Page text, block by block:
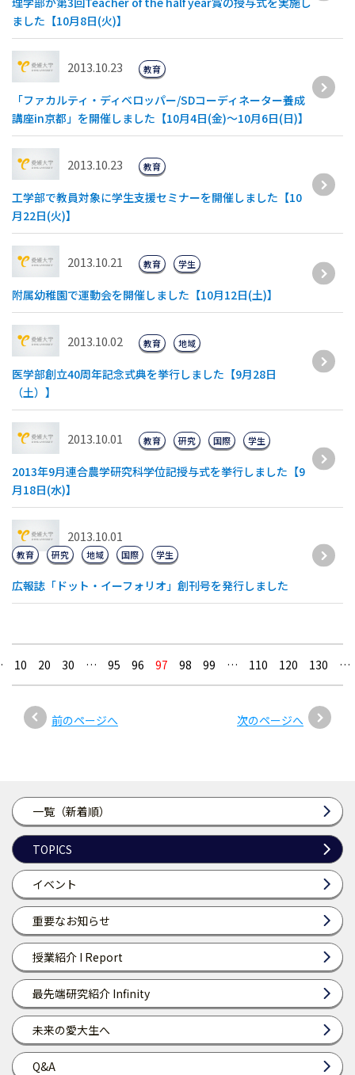
一覧（新着順）
TOPICS
イベント
重要なお知らせ
授業紹介 I Report
最先端研究紹介 Infinity
未来の愛大生へ
Q&A
ました【10月8日(火)】
2013.10.23
「ファカルティ・ディベロッパー/SDコーディネーター養成
講座in京都」を開催しました【10月4日(金)〜10月6日(日)】
教育
2013.10.23
工学部で教員対象に学生支援セミナーを開催しました【10
月22日(火)】
教育
2013.10.21
附属幼稚園で運動会を開催しました【10月12日(土)】
教育 学生
2013.10.02
医学部創立40周年記念式典を挙行しました【9月28日
（土）】
教育 地域
2013.10.01
2013年9月連合農学研究科学位記授与式を挙行しました【9
月18日(水)】
教育 研究 国際 学生
2013.10.01
広報誌「ドット・イーフォリオ」創刊号を発行しました
教育 研究 地域 国際 学生
前のページへ
10 20 30 … 95 96 97 98 99 … 110 120 130 …
次のページへ